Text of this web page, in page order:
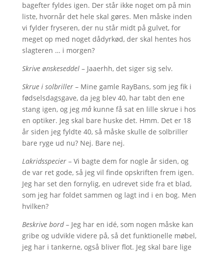
bagefter fyldes igen. Der står ikke noget om på min
liste, hvornår det hele skal gøres. Men måske inden
vi fylder fryseren, der nu står midt på gulvet, for
meget op med noget dådyrkød, der skal hentes hos
slagteren … i morgen?
Skrive ønskeseddel– Jaaerhh, det siger sig selv.
Skrue i solbriller– Mine gamle RayBans, som jeg fik i
fødselsdagsgave, da jeg blev 40, har tabt den ene
stang igen, og jeg måkunne få sat en lille skrue i hos
en optiker. Jeg skal bare huske det. Hmm. Det er 18
år siden jeg fyldte 40, så måske skulle de solbriller
bare ryge ud nu? Nej. Bare nej.
Lakridsspecier – Vi bagte dem for nogle år siden, og
de var ret gode, så jeg vil finde opskriften frem igen.
Jeg har set den fornylig, en udrevet side fra et blad,
som jeg har foldet sammen og lagt ind i en bog. Men
hvilken?
Beskrive bord– Jeg har en idé, som nogen måske kan
gribe og udvikle videre på, så det funktionelle møbel,
jeg har i tankerne, også bliver flot. Jeg skal bare lige